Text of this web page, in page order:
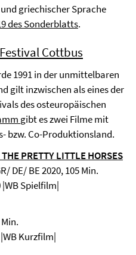
griechischer Sprache
des Sonderblatts.
Cottbus
1991 in der unmittelbaren
gilt inzwischen als eines der
des osteuropäischen
gibt es zwei Filme mit
bzw. Co-Produktionsland.
PRETTY LITTLE HORSES
DE/ BE 2020, 105 Min.
|WB Spielfilm|
Kurzfilm|